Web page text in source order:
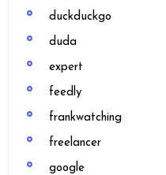
duckduckgo
duda
expert
feedly
frankwatching
freelancer
google